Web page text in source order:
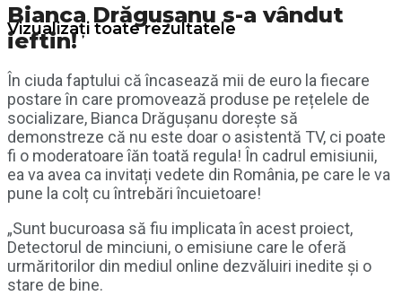
Vizualizați toate rezultatele
Bianca Drăgușanu s-a vândut
ieftin!
În ciuda faptului că încasează mii de euro la fiecare
postare în care promovează produse pe rețelele de
socializare, Bianca Drăgușanu dorește să
demonstreze că nu este doar o asistentă TV, ci poate
fi o moderatoare îăn toată regula! În cadrul emisiunii,
ea va avea ca invitați vedete din România, pe care le va
pune la colț cu întrebări încuietoare!
„Sunt bucuroasa să fiu implicata în acest proiect,
Detectorul de minciuni, o emisiune care le oferă
urmăritorilor din mediul online dezvăluiri inedite și o
stare de bine.